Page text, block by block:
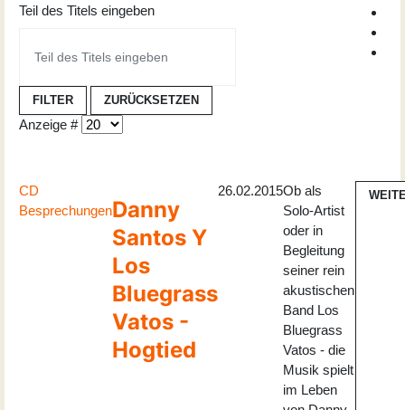
Teil des Titels eingeben
FILTER ZURÜCKSETZEN
Anzeige #
CD
BesprechungenDanny
Santos Y
Los
Bluegrass
Vatos -
Hogtied
26.02.2015Ob als
Solo-Artist
oder in
Begleitung
seiner rein
akustischen
Band Los
Bluegrass
Vatos - die
Musik spielt
im Leben